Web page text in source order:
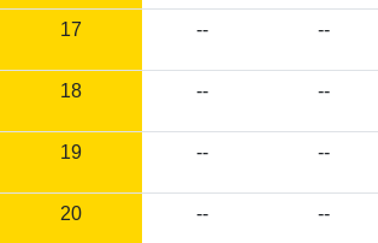
17 -- --
18 -- --
19 -- --
20 -- --